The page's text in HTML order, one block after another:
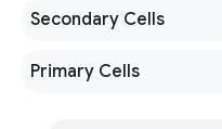
Secondary Cells
Primary Cells